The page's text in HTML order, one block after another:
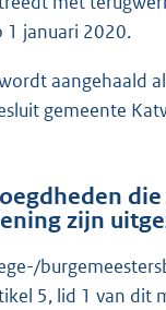
1 januari 2020.
aangehaald
gemeente
zijn
5, lid 1 van dit